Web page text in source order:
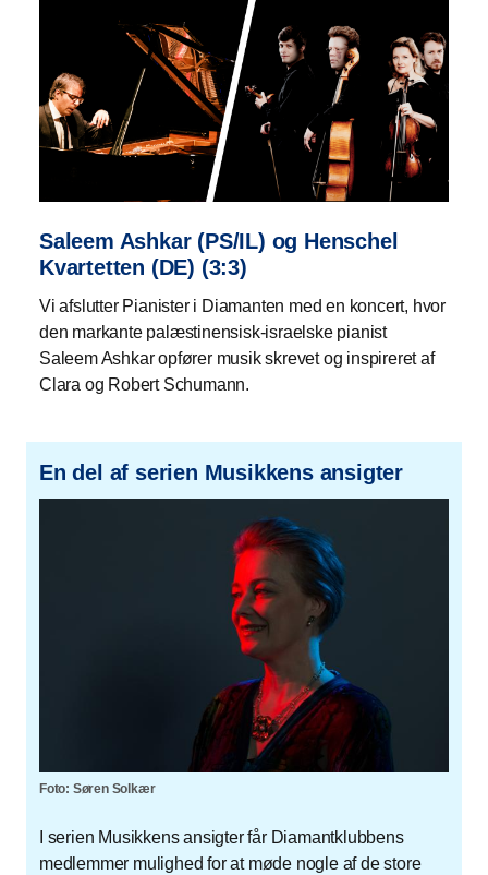
Saleem Ashkar (PS/IL) og Henschel
Kvartetten (DE) (3:3)
Vi afslutter Pianister i Diamanten med en koncert, hvor
den markante palæstinensisk-israelske pianist
Saleem Ashkar opfører musik skrevet og inspireret af
Clara og Robert Schumann.
En del af serien Musikkens ansigter
Foto: Søren Solkær
I serien Musikkens ansigter får Diamantklubbens
medlemmer mulighed for at møde nogle af de store